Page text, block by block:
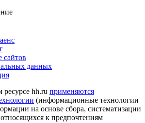
сайтов
данных
hh.ru применяются
(информационные технологии
на основе сбора, систематизации
к предпочтениям